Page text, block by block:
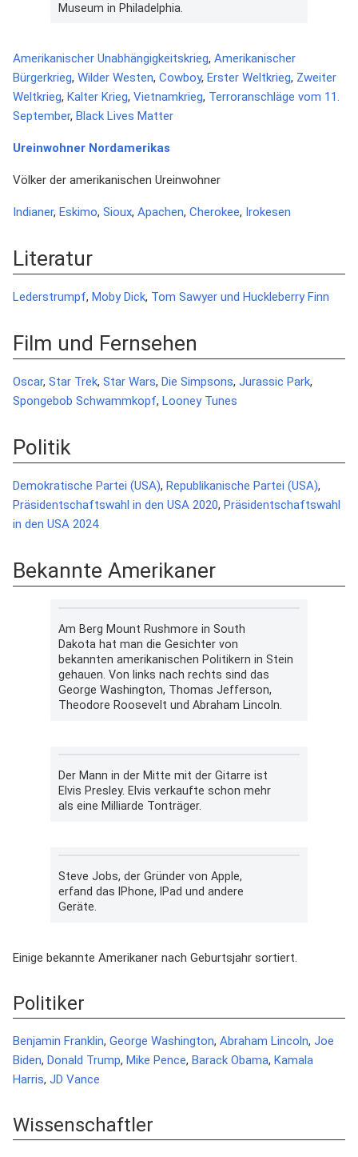
Museum in Philadelphia.
Amerikanischer Unabhängigkeitskrieg, Amerikanischer
Bürgerkrieg, Wilder Westen, Cowboy, Erster Weltkrieg, Zweiter
Weltkrieg, Kalter Krieg, Vietnamkrieg, Terroranschläge vom 11.
September, Black Lives Matter
Ureinwohner Nordamerikas
Völker der amerikanischen Ureinwohner
Indianer, Eskimo, Sioux, Apachen, Cherokee, Irokesen
Literatur
Lederstrumpf, Moby Dick, Tom Sawyer und Huckleberry Finn
Film und Fernsehen
Oscar, Star Trek, Star Wars, Die Simpsons, Jurassic Park,
Spongebob Schwammkopf, Looney Tunes
Politik
Demokratische Partei (USA), Republikanische Partei (USA),
Präsidentschaftswahl in den USA 2020, Präsidentschaftswahl
in den USA 2024
Bekannte Amerikaner
Am Berg Mount Rushmore in South
Dakota hat man die Gesichter von
bekannten amerikanischen Politikern in Stein
gehauen. Von links nach rechts sind das
George Washington, Thomas Jefferson,
Theodore Roosevelt und Abraham Lincoln.
Der Mann in der Mitte mit der Gitarre ist
Elvis Presley. Elvis verkaufte schon mehr
als eine Milliarde Tonträger.
Steve Jobs, der Gründer von Apple,
erfand das IPhone, IPad und andere
Geräte.
Einige bekannte Amerikaner nach Geburtsjahr sortiert.
Politiker
Benjamin Franklin, George Washington, Abraham Lincoln, Joe
Biden, Donald Trump, Mike Pence, Barack Obama, Kamala
Harris, JD Vance
Wissenschaftler